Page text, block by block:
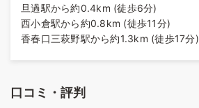
旦過駅から約0.4km (徒歩6分)
西小倉駅から約0.8km (徒歩11分)
香春口三萩野駅から約1.3km (徒歩17分)
口コミ・評判